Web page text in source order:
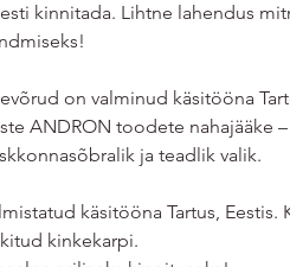
kinnitada. Lihtne lahendus
on valminud käsitööna
ANDRON toodete nahajääke
ja teadlik valik.
käsitööna Tartus, Eestis.
kinkekarpi.